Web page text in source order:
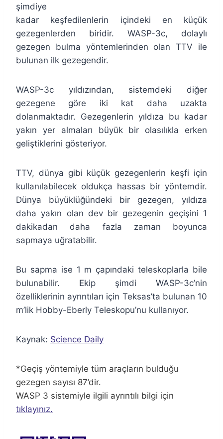
şimdiye
kadar keşfedilenlerin içindeki en küçük
gezegenlerden biridir. WASP-3c, dolaylı
gezegen bulma yöntemlerinden olan TTV ile
bulunan ilk gezegendir.
WASP-3c yıldızından, sistemdeki diğer
gezegene göre iki kat daha uzakta
dolanmaktadır. Gezegenlerin yıldıza bu kadar
yakın yer almaları büyük bir olasılıkla erken
geliştiklerini gösteriyor.
TTV, dünya gibi küçük gezegenlerin keşfi için
kullanılabilecek oldukça hassas bir yöntemdir.
Dünya büyüklüğündeki bir gezegen, yıldıza
daha yakın olan dev bir gezegenin geçişini 1
dakikadan daha fazla zaman boyunca
sapmaya uğratabilir.
Bu sapma ise 1 m çapındaki teleskoplarla bile
bulunabilir. Ekip şimdi WASP-3c’nin
özelliklerinin ayrıntıları için Teksas’ta bulunan 10
m’lik Hobby-Eberly Teleskopu’nu kullanıyor.
Kaynak: Science Daily
*Geçiş yöntemiyle tüm araçların bulduğu
gezegen sayısı 87’dir.
WASP 3 sistemiyle ilgili ayrıntılı bilgi için
tıklayınız.